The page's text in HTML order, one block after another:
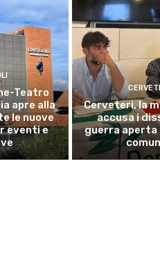
Teatro
apre alla
le nuove
eventi e
Cerveteri, la
accusa i
guerra aperta